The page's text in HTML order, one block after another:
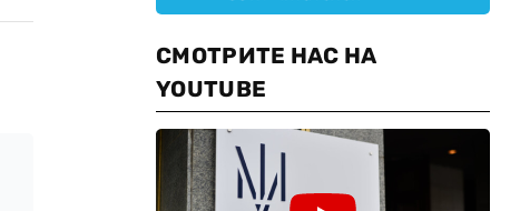
СМОТРИТЕ НАС НА
YOUTUBE